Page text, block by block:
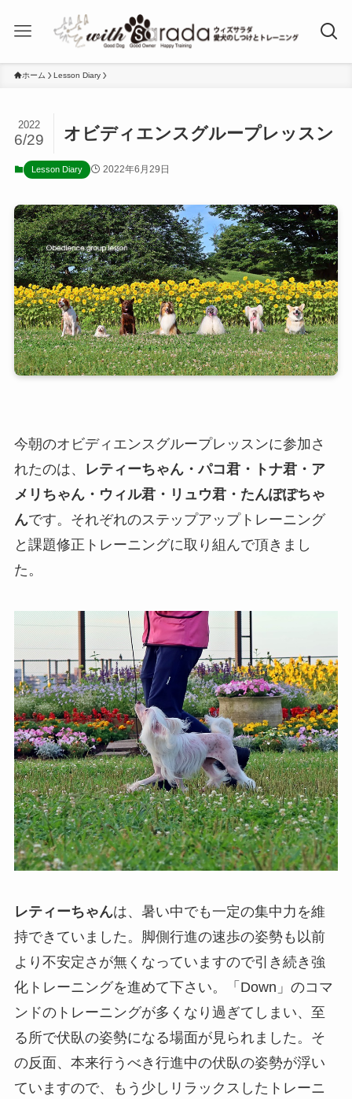
ホーム Lesson Diary
オビディエンスグループレッスン
2022
6/29
Lesson Diary 2022年6月29日
今朝のオビディエンスグループレッスンに参加さ
れたのは、
レティーちゃん・パコ君・トナ君・ア
メリちゃん・ウィル君・リュウ君・たんぽぽちゃ
んです。それぞれのステップアップトレーニング
と課題修正トレーニングに取り組んで頂きまし
た。
レティーちゃんは、暑い中でも一定の集中力を維
持できていました。脚側行進の速歩の姿勢も以前
より不安定さが無くなっていますので引き続き強
化トレーニングを進めて下さい。「Down」のコマ
ンドのトレーニングが多くなり過ぎてしまい、至
る所で伏臥の姿勢になる場面が見られました。そ
の反面、本来行うべき行進中の伏臥の姿勢が浮い
ていますので、もう少しリラックスしたトレーニ